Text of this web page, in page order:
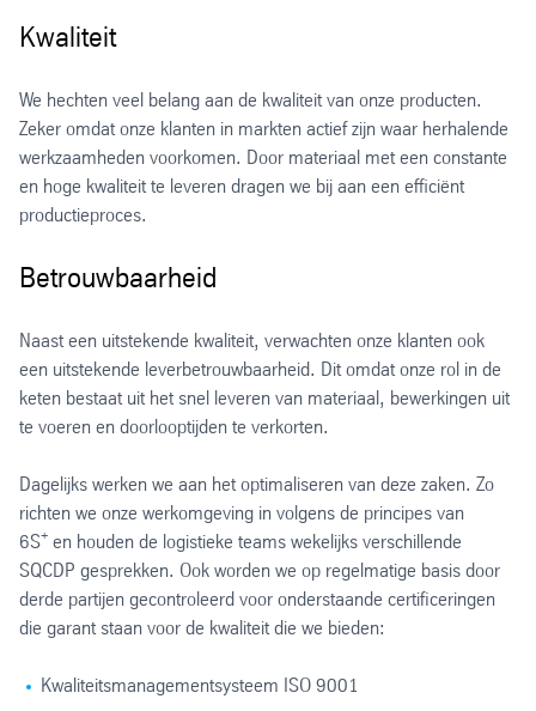
Kwaliteit
We hechten veel belang aan de kwaliteit van onze producten.
Zeker omdat onze klanten in markten actief zijn waar herhalende
werkzaamheden voorkomen. Door materiaal met een constante
en hoge kwaliteit te leveren dragen we bij aan een efficiënt
productieproces.
Betrouwbaarheid
Naast een uitstekende kwaliteit, verwachten onze klanten ook
een uitstekende leverbetrouwbaarheid. Dit omdat onze rol in de
keten bestaat uit het snel leveren van materiaal, bewerkingen uit
te voeren en doorlooptijden te verkorten.
Dagelijks werken we aan het optimaliseren van deze zaken. Zo
richten we onze werkomgeving in volgens de principes van
6S+ en houden de logistieke teams wekelijks verschillende
SQCDP gesprekken. Ook worden we op regelmatige basis door
derde partijen gecontroleerd voor onderstaande certificeringen
die garant staan voor de kwaliteit die we bieden:
Kwaliteitsmanagementsysteem ISO 9001